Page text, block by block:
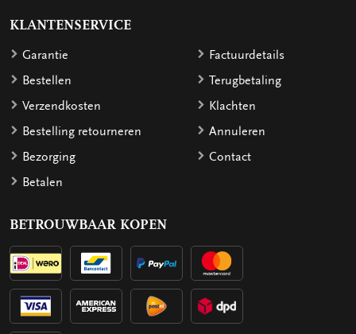
KLANTENSERVICE
Garantie
Bestellen
Verzendkosten
Bestelling retourneren
Bezorging
Betalen
Factuurdetails
Terugbetaling
Klachten
Annuleren
Contact
BETROUWBAAR KOPEN